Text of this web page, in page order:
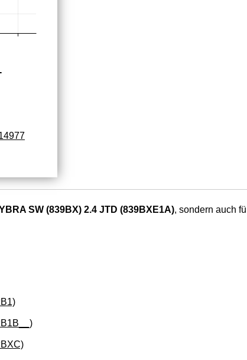
SW (839BX) 2.4 JTD (839BXE1A), sondern auch